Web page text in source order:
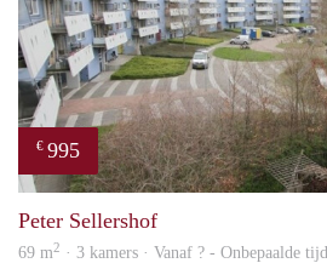
€ 995
Peter Sellershof
69 m2 · 3 kamers · Vanaf ? - Onbepaalde tijd